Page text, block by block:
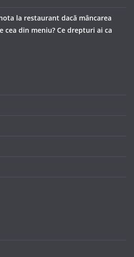
la restaurant dacă mâncarea
din meniu? Ce drepturi ai ca